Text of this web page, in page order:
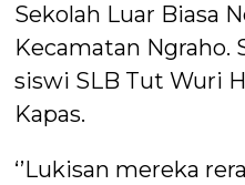
Sekolah Luar Biasa
Kecamatan Ngraho.
siswi SLB Tut Wuri
Kapas.
‘’Lukisan mereka